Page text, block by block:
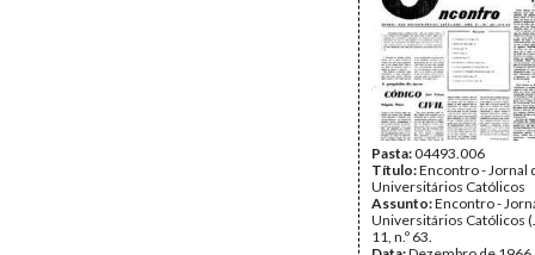
Pasta:04493.006
Título:Encontro - Jornal
Universitários Católicos
Assunto:Encontro -
Universitários Católicos
11, n.º 63.